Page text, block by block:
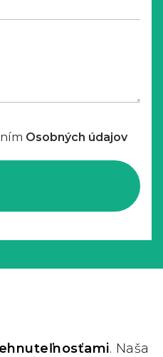
Osobných údajov
. Naša